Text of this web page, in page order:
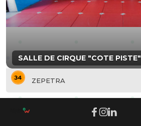
SALLE DE CIRQUE "COTE PISTE"
ZEPETRA